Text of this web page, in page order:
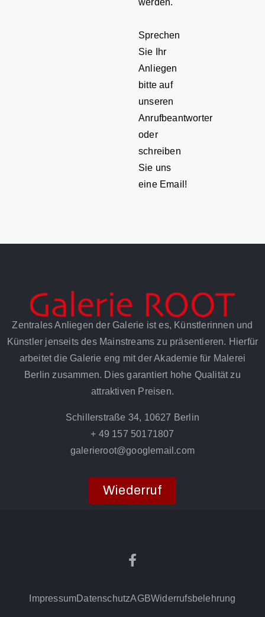
Sprechen
Sie Ihr
Anliegen
bitte auf
unseren
Anrufbeantworter
oder
schreiben
Sie uns
eine Email!
Zentrales Anliegen der Galerie ist es, Künstlerinnen und
Künstler jenseits des Mainstreams zu präsentieren. Hierfür
arbeitet die Galerie eng mit der Akademie für Malerei
Berlin zusammen. Dies garantiert hohe Qualität zu
attraktiven Preisen.
Schillerstraße 34, 10627 Berlin
+ 49 157 50171807
galerieroot@googlemail.com
Wiederruf
ImpressumDatenschutzAGBWiderrufsbelehrung